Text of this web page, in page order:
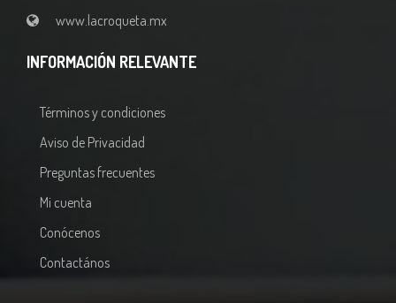
www.lacroqueta.mx
INFORMACIÓN RELEVANTE
Términos y condiciones
Aviso de Privacidad
Preguntas frecuentes
Mi cuenta
Conócenos
Contactános